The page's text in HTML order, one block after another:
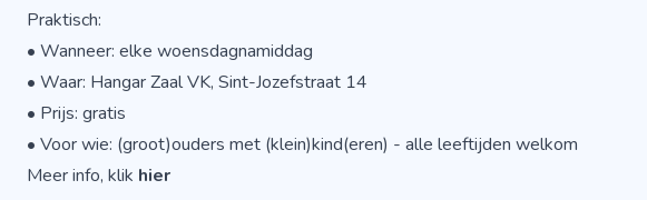
Praktisch:
• Wanneer: elke woensdagnamiddag
• Waar: Hangar Zaal VK, Sint-Jozefstraat 14
• Prijs: gratis
• Voor wie: (groot)ouders met (klein)kind(eren) - alle leeftijden welkom
Meer info, klik hier